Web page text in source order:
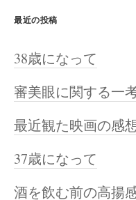
最近の投稿
38歳になって
審美眼に関する一
最近観た映画の感
37歳になって
酒を飲む前の高揚